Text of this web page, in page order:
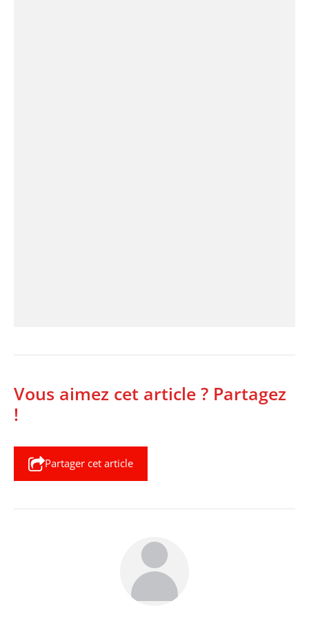
Vous aimez cet article ? Partagez
!
Partager cet article